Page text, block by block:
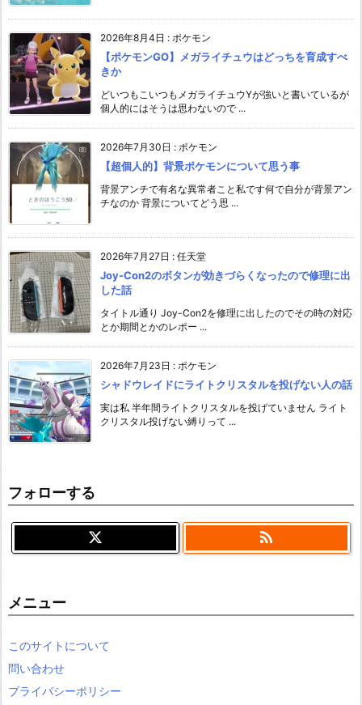
2026年8月4日 : ポケモン
【ポケモンGO】メガライチュウはどっちを育成すべ
きか
どいつもこいつもメガライチュウYが強いと書いているが
個人的にはそうは思わないので ...
2026年7月30日 : ポケモン
【超個人的】背景ポケモンについて思う事
背景アンチで有名な異常者こと私です何で自分が背景アン
チなのか 背景についてどう思 ...
2026年7月27日 : 任天堂
Joy-Con2のボタンが効きづらくなったので修理に出
した話
タイトル通り Joy-Con2を修理に出したのでその時の対応
とか期間とかのレポー ...
2026年7月23日 : ポケモン
シャドウレイドにライトクリスタルを投げない人の話
実は私 半年間ライトクリスタルを投げていません ライト
クリスタル投げない縛りって ...
フォローする

メニュー
このサイトについて
問い合わせ
プライバシーポリシー